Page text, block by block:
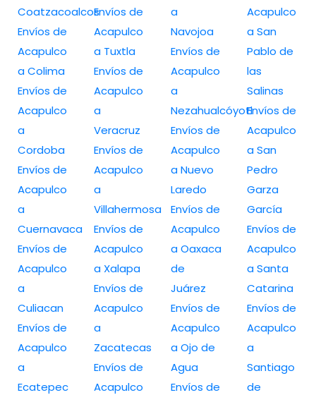
Coatzacoalcos
Envíos de
Acapulco
a Colima
Envíos de
Acapulco
a
Cordoba
Envíos de
Acapulco
a
Cuernavaca
Envíos de
Acapulco
a
Culiacan
Envíos de
Acapulco
a
Ecatepec
Envíos de
Acapulco
a Tuxtla
Envíos de
Acapulco
a
Veracruz
Envíos de
Acapulco
a
Villahermosa
Envíos de
Acapulco
a Xalapa
Envíos de
Acapulco
a
Zacatecas
Envíos de
Acapulco
a
Navojoa
Envíos de
Acapulco
a
Nezahualcóyotl
Envíos de
Acapulco
a Nuevo
Laredo
Envíos de
Acapulco
a Oaxaca
de
Juárez
Envíos de
Acapulco
a Ojo de
Agua
Envíos de
Acapulco
a San
Pablo de
las
Salinas
Envíos de
Acapulco
a San
Pedro
Garza
García
Envíos de
Acapulco
a Santa
Catarina
Envíos de
Acapulco
a
Santiago
de